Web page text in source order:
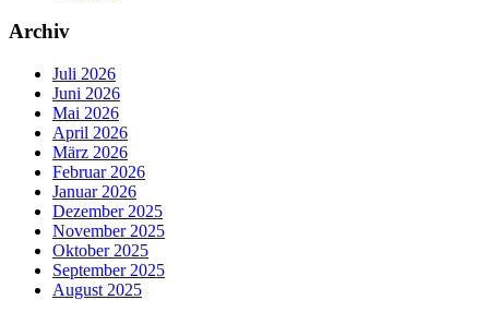
Archiv
Juli 2026
Juni 2026
Mai 2026
April 2026
März 2026
Februar 2026
Januar 2026
Dezember 2025
November 2025
Oktober 2025
September 2025
August 2025